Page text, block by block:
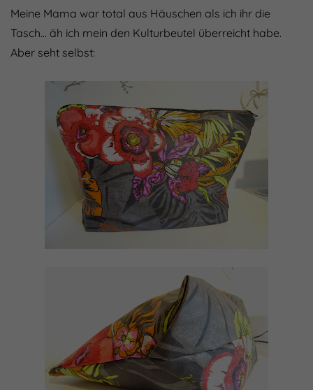
Meine Mama war total aus Häuschen als ich ihr die
Tasch… äh ich mein den Kulturbeutel überreicht habe.
Aber seht selbst: